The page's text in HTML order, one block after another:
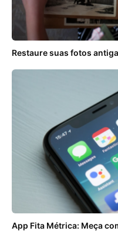
Restaure suas fotos
App Fita Métrica: Meça